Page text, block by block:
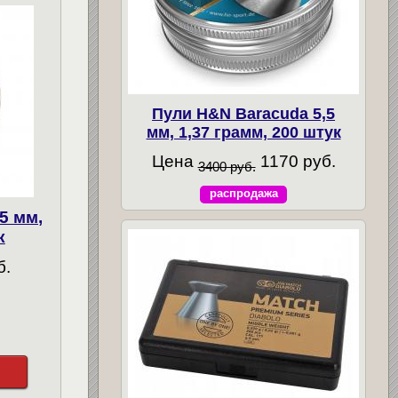
мм,
Пули H&N Baracuda 5,5
мм, 1,37 грамм, 200 штук
Цена 3400 руб. 1170 руб.
распродажа